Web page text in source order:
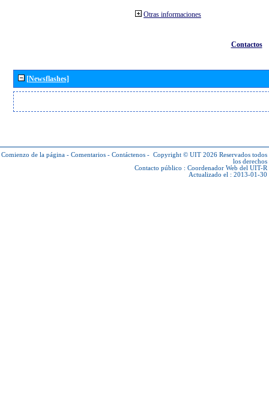
Otras informaciones
Contactos
[Newsflashes]
Comienzo de la página - Comentarios - Contáctenos - Copyright © UIT 2026 Reservados todos
los derechos
Contacto público : Coordenador Web del UIT-R
Actualizado el : 2013-01-30